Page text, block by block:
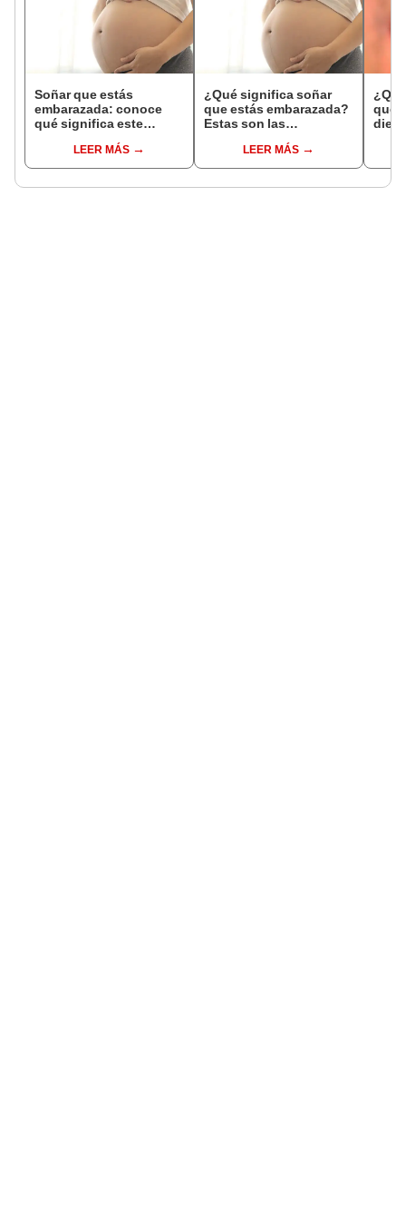
Soñar que estás
embarazada: conoce
qué significa este
LEER MÁS
¿Qué significa soñar
que estás embarazada?
Estas son las
comunesLEER MÁS
que